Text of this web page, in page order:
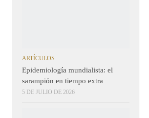
ARTÍCULOS
Epidemiología mundialista: el
sarampión en tiempo extra
5 DE JULIO DE 2026